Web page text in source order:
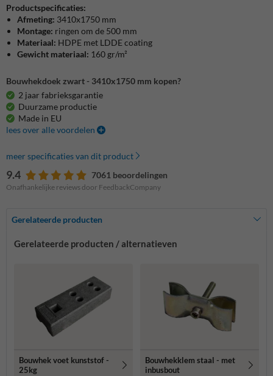
Productspecificaties:
Afmeting: 3410x1750 mm
Montage: ringen om de 500 mm
Materiaal: HDPE met LDDE coating
Gewicht materiaal: 160 gr/m²
Bouwhekdoek zwart - 3410x1750 mm kopen?
2 jaar fabrieksgarantie
Duurzame productie
Made in EU
lees over alle voordelen
meer specificaties van dit product
9.4 7061 beoordelingen
Onafhankelijke reviews door FeedbackCompany
Gerelateerde producten
Gerelateerde producten / alternatieven
Bouwhek voet kunststof -
25kg
Bouwhekklem staal - met
inbusbout